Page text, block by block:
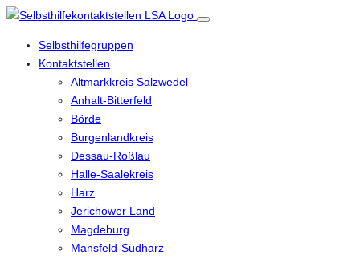
Selbsthilfegruppen
Kontaktstellen
Altmarkkreis Salzwedel
Anhalt-Bitterfeld
Börde
Burgenlandkreis
Dessau-Roßlau
Halle-Saalekreis
Harz
Jerichower Land
Magdeburg
Mansfeld-Südharz